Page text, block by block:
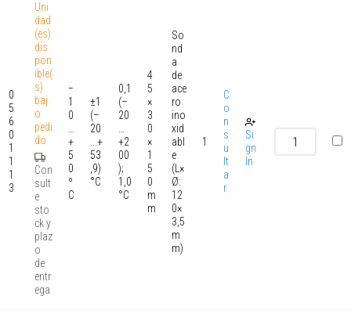
0
5
6
0
1
1
1
3
Uni
dad
(es)
dis
pon
ible(
s)
baj
o
pedi
do
Con
sult
e
sto
ck y
plaz
o
de
entr
ega
−
1
0
+
5
0
º
C
±1
(–
20
...+
53
,9)
°C
0,1
(–
20
+2
00
);
1,0
°C
4
5
×
3
0
×
1
5
0
m
m
So
nd
a
de
ace
ro
ino
xid
abl
e
(L×
Ø:
12
0×
3,5
m
m)
1
C
o
n
s
u
lt
a
r
Si
gn
In